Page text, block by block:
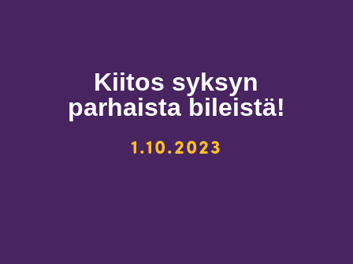
Kiitos syksyn
parhaista bileistä!
1.10.2023